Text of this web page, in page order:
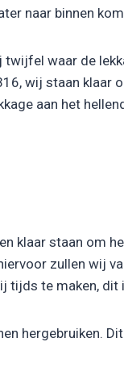
naar binnen
twijfel waar de
wij staan klaar
aan het
klaar staan om
zullen wij
tijds te maken,
hergebruiken.